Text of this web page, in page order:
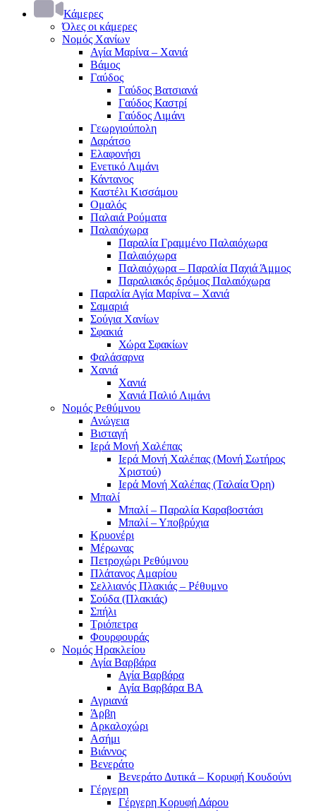
Κάμερες
Όλες οι κάμερες
Νομός Χανίων
Αγία Μαρίνα – Χανιά
Βάμος
Γαύδος
Γαύδος Βατσιανά
Γαύδος Καστρί
Γαύδος Λιμάνι
Γεωργιούπολη
Δαράτσο
Ελαφονήσι
Ενετικό Λιμάνι
Κάντανος
Καστέλι Κισσάμου
Ομαλός
Παλαιά Ρούματα
Παλαιόχωρα
Παραλία Γραμμένο Παλαιόχωρα
Παλαιόχωρα
Παλαιόχωρα – Παραλία Παχιά Άμμος
Παραλιακός δρόμος Παλαιόχωρα
Παραλία Αγία Μαρίνα – Χανιά
Σαμαριά
Σούγια Χανίων
Σφακιά
Χώρα Σφακίων
Φαλάσαρνα
Χανιά
Χανιά
Χανιά Παλιό Λιμάνι
Νομός Ρεθύμνου
Ανώγεια
Βισταγή
Ιερά Μονή Χαλέπας
Ιερά Μονή Χαλέπας (Μονή Σωτήρος
Χριστού)
Ιερά Μονή Χαλέπας (Ταλαία Όρη)
Μπαλί
Μπαλί – Παραλία Καραβοστάσι
Μπαλί – Υποβρύχια
Κρυονέρι
Μέρωνας
Πετροχώρι Ρεθύμνου
Πλάτανος Αμαρίου
Σελλιανός Πλακιάς – Ρέθυμνο
Σούδα (Πλακιάς)
Σπήλι
Τριόπετρα
Φουρφουράς
Νομός Ηρακλείου
Αγία Βαρβάρα
Αγία Βαρβάρα
Αγία Βαρβάρα ΒΑ
Αγριανά
Άρβη
Αρκαλοχώρι
Ασήμι
Βιάννος
Βενεράτο
Βενεράτο Δυτικά – Κορυφή Κουδούνι
Γέργερη
Γέργερη Κορυφή Δάρου